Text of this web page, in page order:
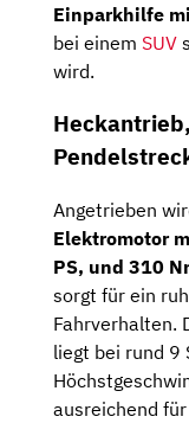
Einparkhilfe
bei einem SUV
wird.
Angetrieben
Elektromotor
PS, und 310
sorgt für ein
Fahrverhalten.
liegt bei rund 9
ausreichend